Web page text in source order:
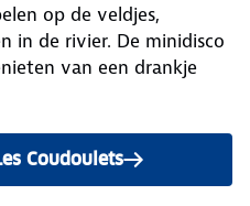
op de veldjes,
in de rivier. De minidisco
van een drankje
Coudoulets